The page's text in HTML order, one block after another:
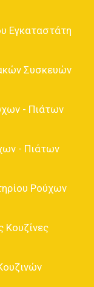
Εγκαταστάτη
Συσκευών
- Πιάτων
- Πιάτων
Ρούχων
Κουζίνες